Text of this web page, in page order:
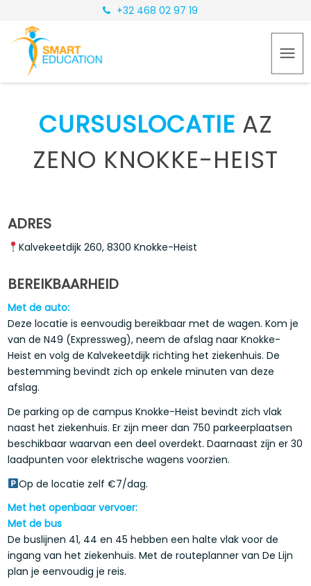
+32 468 02 97 19
CURSUSLOCATIE AZ
ZENO KNOKKE-HEIST
ADRES
Kalvekeetdijk 260, 8300 Knokke-Heist
BEREIKBAARHEID
Met de auto:
Deze locatie is eenvoudig bereikbaar met de wagen. Kom je
van de N49 (Expressweg), neem de afslag naar Knokke-
Heist en volg de Kalvekeetdijk richting het ziekenhuis. De
bestemming bevindt zich op enkele minuten van deze
afslag.
De parking op de campus Knokke-Heist bevindt zich vlak
naast het ziekenhuis. Er zijn meer dan 750 parkeerplaatsen
beschikbaar waarvan een deel overdekt. Daarnaast zijn er 30
laadpunten voor elektrische wagens voorzien.
Op de locatie zelf €7/dag.
Met het openbaar vervoer:
Met de bus
De buslijnen 41, 44 en 45 hebben een halte vlak voor de
ingang van het ziekenhuis. Met de routeplanner van De Lijn
plan je eenvoudig je reis.